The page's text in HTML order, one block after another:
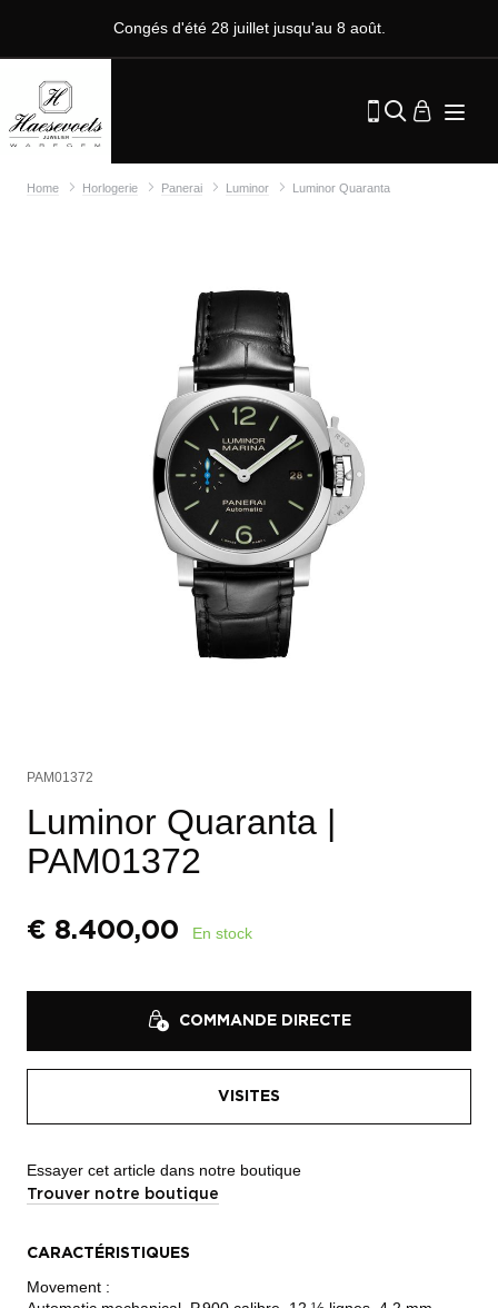
Congés d'été 28 juillet jusqu'au 8 août.
Home Horlogerie Panerai Luminor Luminor Quaranta
PAM01372
Luminor Quaranta |
PAM01372
€ 8.400,00 En stock
COMMANDE DIRECTE
VISITES
Essayer cet article dans notre boutique
Trouver notre boutique
CARACTÉRISTIQUES
Movement :